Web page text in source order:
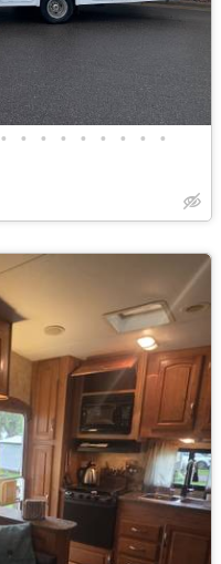
• • • • • • • • •